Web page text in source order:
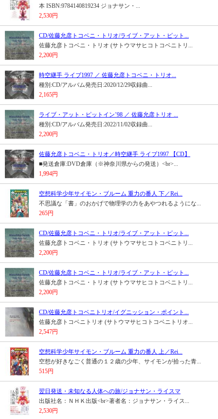
本 ISBN:9784140819234 ジョナサン・...
2,530円
CD/佐藤允彦トコベニ・トリオ/ライブ・アット・ピット...
佐藤允彦トコベニ・トリオ (サトウマサヒコトコベニトリ...
2,200円
時空継手 ライブ1997 ／ 佐藤允彦トコベニ・トリオ...
種別:CD/アルバム発売日:2020/12/29収録曲...
2,165円
ライブ・アット・ピットイン’98 ／ 佐藤允彦トリオ ...
種別:CD/アルバム発売日:2022/11/02収録曲...
2,200円
佐藤允彦トコベニ・トリオ／時空継手 ライブ1997 【CD】
■発送倉庫:DVD倉庫（※神奈川県からの発送）<br>...
1,994円
空想科学少年サイモン・ブルーム 重力の番人 下／Rei...
不思議な「書」のおかげで物理学の力をあやつれるようにな...
265円
CD/佐藤允彦トコベニ・トリオ/ライブ・アット・ピット...
佐藤允彦トコベニ・トリオ (サトウマサヒコトコベニトリ...
2,200円
CD/佐藤允彦トコベニ・トリオ/ライブ・アット・ピット...
佐藤允彦トコベニ・トリオ (サトウマサヒコトコベニトリ...
2,200円
CD/佐藤允彦トコベニトリオ/イグニッション・ポイント...
佐藤允彦トコベニトリオ (サトウマサヒコトコベニトリオ...
2,547円
空想科学少年サイモン・ブルーム 重力の番人 上／Rei...
空想が好きなごく普通の１２歳の少年、サイモンが拾った青...
515円
翌日発送・未知なる人体への旅/ジョナサン・ライスマ
出版社名：ＮＨＫ出版<br>著者名：ジョナサン・ライス...
2,530円